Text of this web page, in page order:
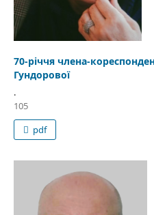
70-річчя члена-
Гундорової
.
105
pdf